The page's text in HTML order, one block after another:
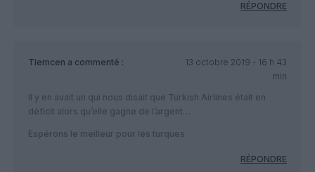
RÉPONDRE
Tlemcen a commenté :
13 octobre 2019 - 16 h 43
min
Il y en avait un qui nous disait que Turkish Airlines était en
déficit alors qu’elle gagne de l’argent…
Espérons le meilleur pour les turques
RÉPONDRE